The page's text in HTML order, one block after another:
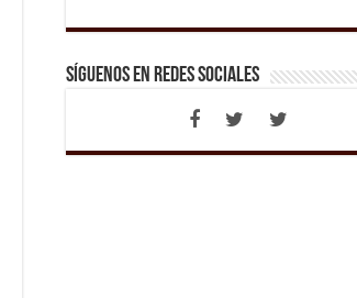
Síguenos en Redes Sociales